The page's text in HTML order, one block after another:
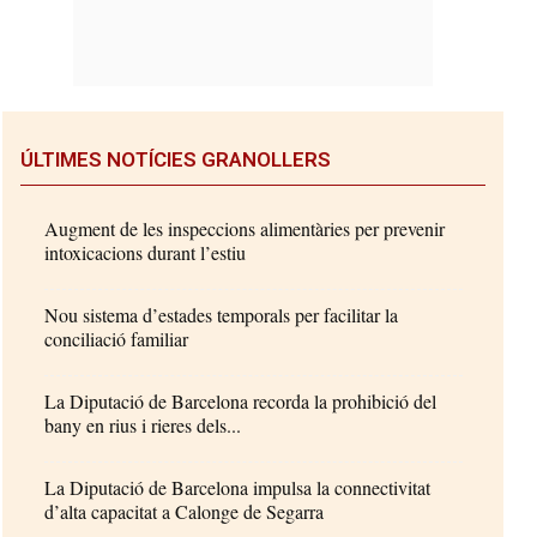
ÚLTIMES NOTÍCIES GRANOLLERS
Augment de les inspeccions alimentàries per prevenir
intoxicacions durant l’estiu
Nou sistema d’estades temporals per facilitar la
conciliació familiar
La Diputació de Barcelona recorda la prohibició del
bany en rius i rieres dels...
La Diputació de Barcelona impulsa la connectivitat
d’alta capacitat a Calonge de Segarra